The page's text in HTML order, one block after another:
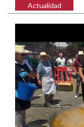
Actualidad